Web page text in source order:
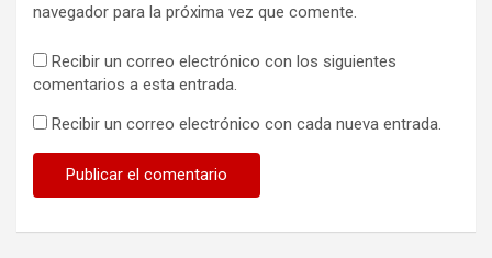
navegador para la próxima vez que comente.
Recibir un correo electrónico con los siguientes
comentarios a esta entrada.
Recibir un correo electrónico con cada nueva entrada.